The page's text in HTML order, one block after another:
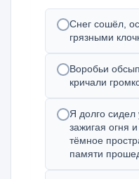
Снег сошёл,
грязными
Воробьи
кричали
Я долго сидел
зажигая огня
тёмное
памяти